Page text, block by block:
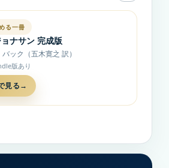
る一冊
ナサン 完成版
ック（五木寛之 訳）
版あり
見る→